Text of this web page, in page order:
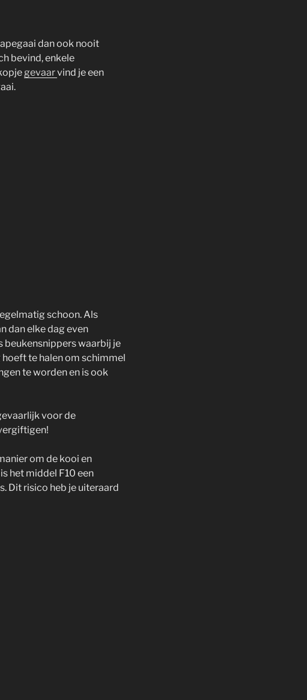
dan ook nooit
bevind, enkele
gevaarvind je een
schoon. Als
dan elke dag even
beukensnippers waarbij je
te halen om schimmel
te worden en is ook
voor de
om de kooi en
het middel F10 een
Dit risico heb je uiteraard